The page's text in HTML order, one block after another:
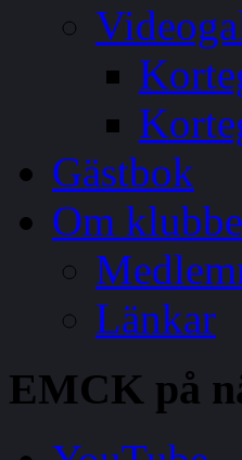
Gästbok
Om
Länkar
EMCK på